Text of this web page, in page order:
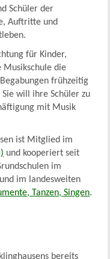
Schüler der
Auftritte und
für Kinder,
Musikschule die
frühzeitig
will ihre Schüler zu
mit Musik
ist Mitglied im
und kooperiert seit
im
im landesweiten
Tanzen, Singen.
bereits